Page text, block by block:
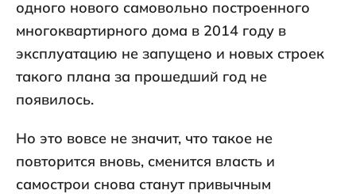
одного нового самовольно построенного
многоквартирного дома в 2014 году в
эксплуатацию не запущено и новых строек
такого плана за прошедший год не
появилось.
Но это вовсе не значит, что такое не
повторится вновь, сменится власть и
самострои снова станут привычным